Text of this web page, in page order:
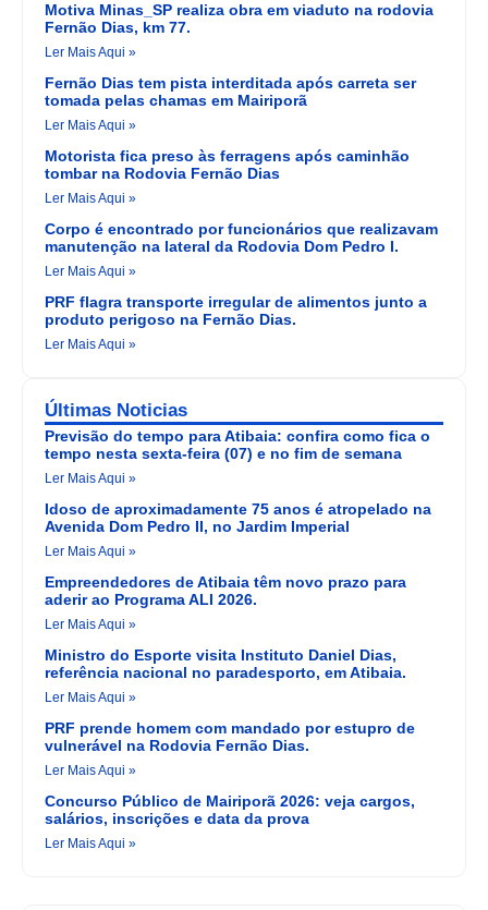
Motiva Minas_SP realiza obra em viaduto na rodovia
Fernão Dias, km 77.
Ler Mais Aqui »
Fernão Dias tem pista interditada após carreta ser
tomada pelas chamas em Mairiporã
Ler Mais Aqui »
Motorista fica preso às ferragens após caminhão
tombar na Rodovia Fernão Dias
Ler Mais Aqui »
Corpo é encontrado por funcionários que realizavam
manutenção na lateral da Rodovia Dom Pedro I.
Ler Mais Aqui »
PRF flagra transporte irregular de alimentos junto a
produto perigoso na Fernão Dias.
Ler Mais Aqui »
Últimas Noticias
Previsão do tempo para Atibaia: confira como fica o
tempo nesta sexta-feira (07) e no fim de semana
Ler Mais Aqui »
Idoso de aproximadamente 75 anos é atropelado na
Avenida Dom Pedro II, no Jardim Imperial
Ler Mais Aqui »
Empreendedores de Atibaia têm novo prazo para
aderir ao Programa ALI 2026.
Ler Mais Aqui »
Ministro do Esporte visita Instituto Daniel Dias,
referência nacional no paradesporto, em Atibaia.
Ler Mais Aqui »
PRF prende homem com mandado por estupro de
vulnerável na Rodovia Fernão Dias.
Ler Mais Aqui »
Concurso Público de Mairiporã 2026: veja cargos,
salários, inscrições e data da prova
Ler Mais Aqui »